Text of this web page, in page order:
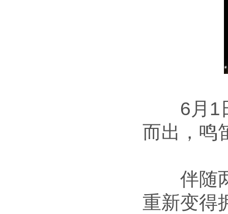
6月1日
而出，鸣
伴随两
重新变得